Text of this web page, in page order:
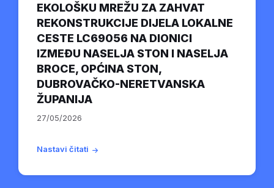
EKOLOŠKU MREŽU ZA ZAHVAT
REKONSTRUKCIJE DIJELA LOKALNE
CESTE LC69056 NA DIONICI
IZMEĐU NASELJA STON I NASELJA
BROCE, OPĆINA STON,
DUBROVAČKO-NERETVANSKA
ŽUPANIJA
27/05/2026
Nastavi čitati